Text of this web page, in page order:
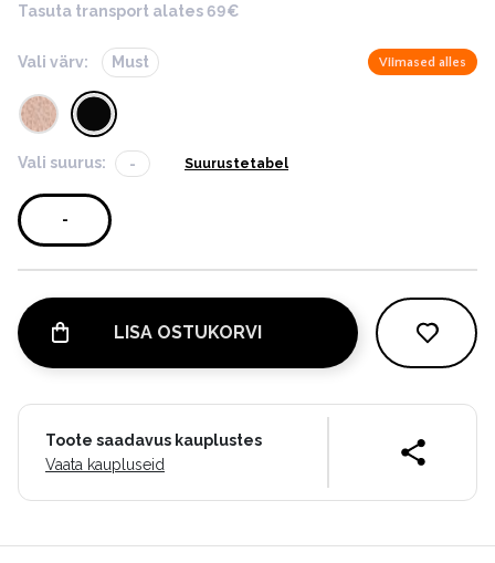
Tasuta transport alates 69€
Vali värv: Must Viimased alles
Vali suurus: - Suurustetabel
-
LISA OSTUKORVI
Toote saadavus kauplustes
Vaata kaupluseid